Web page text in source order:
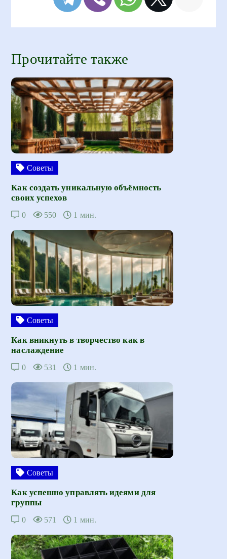
Прочитайте также
Советы
Как создать уникальную объёмность
своих успехов
0 550 1 мин.
Советы
Как вникнуть в творчество как в
наслаждение
0 531 1 мин.
Советы
Как успешно управлять идеями для
группы
0 571 1 мин.